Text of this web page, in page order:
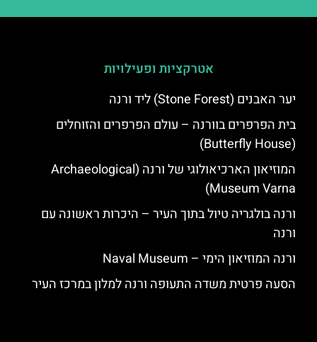
אטרקציות ופעילויות
יער האבנים (Stone Forest) ליד ורנה
בית הפרפרים בוורנה – עולם הפרפרים והזוחלים
(Butterfly House)
המוזיאון הארכיאולוגי של ורנה (Archaeological
Museum Varna)
ורנה בולגריה טיול בתוך העיר – היכרות ראשונה עם
ורנה
ורנה המוזיאון הימי – Naval Museum
הסעה פרטית משדה התעופה ורנה למלון במרכז העיר